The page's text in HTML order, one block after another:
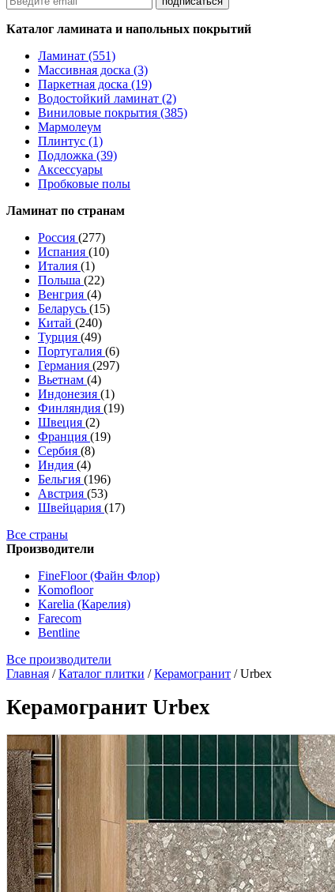
Каталог ламината и напольных покрытий
Ламинат (551)
Массивная доска (3)
Паркетная доска (19)
Водостойкий ламинат (2)
Виниловые покрытия (385)
Мармолеум
Плинтус (1)
Подложка (39)
Аксессуары
Пробковые полы
Ламинат по странам
Россия (277)
Испания (10)
Италия (1)
Польша (22)
Венгрия (4)
Беларусь (15)
Китай (240)
Турция (49)
Португалия (6)
Германия (297)
Вьетнам (4)
Индонезия (1)
Финляндия (19)
Швеция (2)
Франция (19)
Сербия (8)
Индия (4)
Бельгия (196)
Австрия (53)
Швейцария (17)
Все страны
Производители
FineFloor (Файн Флор)
Komofloor
Karelia (Карелия)
Farecom
Bentline
Все производители
Главная /Каталог плитки /Керамогранит /Urbex
Керамогранит Urbex